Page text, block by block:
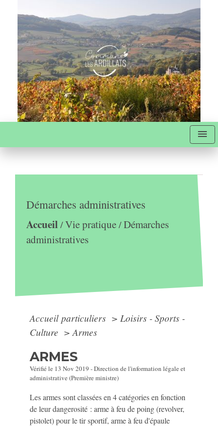
menu
Démarches administratives
Accueil/Vie pratique/Démarches
administratives
Accueil particuliers > Loisirs - Sports -
Culture > Armes
ARMES
Vérifié le 13 Nov 2019 - Direction de l'information légale et
administrative (Première ministre)
Les armes sont classées en 4 catégories en fonction
de leur dangerosité : arme à feu de poing (revolver,
pistolet) pour le tir sportif, arme à feu d'épaule